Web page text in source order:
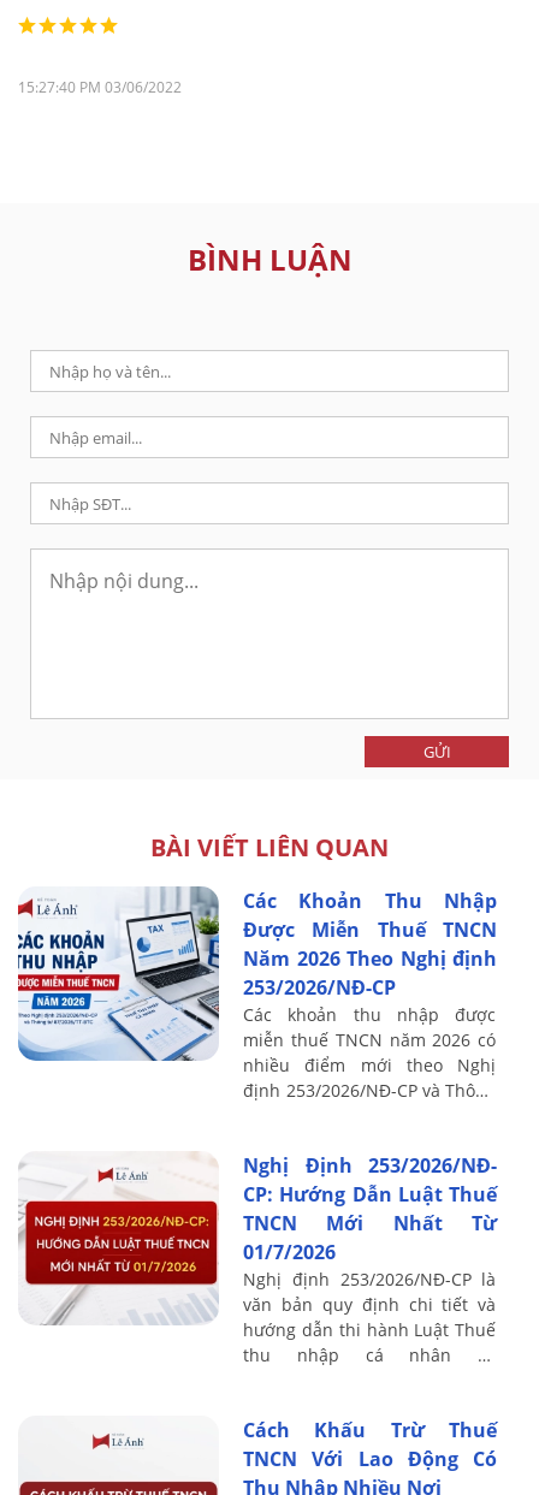
15:27:40 PM 03/06/2022
BÌNH LUẬN
GỬI
BÀI VIẾT LIÊN QUAN
Các Khoản Thu Nhập
Được Miễn Thuế TNCN
Năm 2026 Theo Nghị định
253/2026/NĐ-CP
Các khoản thu nhập được
miễn thuế TNCN năm 2026 có
nhiều điểm mới theo Nghị
định 253/2026/NĐ-CP và Thông
đến quá trình ...
Nghị Định 253/2026/NĐ-
CP: Hướng Dẫn Luật Thuế
TNCN Mới Nhất Từ
01/7/2026
Nghị định 253/2026/NĐ-CP là
văn bản quy định chi tiết và
hướng dẫn thi hành Luật Thuế
thu nhập cá nhân số
định ...
Cách Khấu Trừ Thuế
TNCN Với Lao Động Có
Thu Nhập Nhiều Nơi